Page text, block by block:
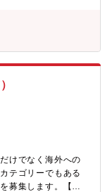
を期待していま
は年間100店舗規模
スト最適化を両立
など複数ブランド
い、食材調達の高
す。こうした背景
ジションを募集す
グループが展開す
担当いただきま
けでなく海外への
テゴリーでもある
募集します。【職